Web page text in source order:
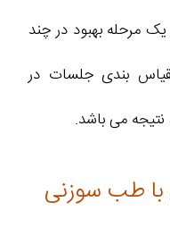
یک مرحله بهبود در چند
بندی جلسات در
می باشد.
با طب سوزنی